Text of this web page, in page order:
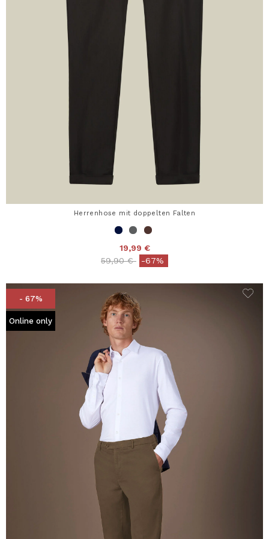
Herrenhose mit doppelten Falten
19,99 €
Price reduced from
59,90 €to-67%
- 67%
Online only